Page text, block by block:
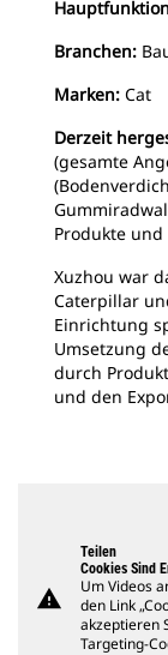
Branchen:
Marken: Cat
Derzeit
(gesamte
Produkte
Xuzhou war
Caterpillar
Einrichtung
Umsetzung
durch
und den
warning
Teilen
Cookies Sind
Um Videos
den Link
akzeptieren
Targeting-